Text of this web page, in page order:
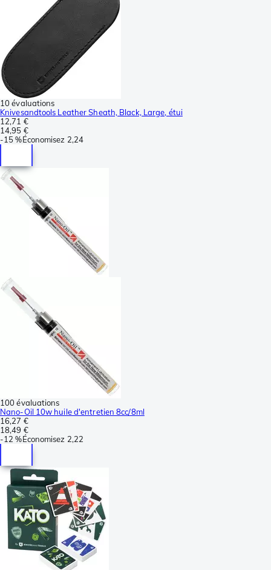
10 évaluations
Knivesandtools Leather Sheath, Black, Large, étui
12,71 €
14,95 €
-15 %Économisez 2,24
100 évaluations
Nano-Oil 10w huile d'entretien 8cc/8ml
16,27 €
18,49 €
-12 %Économisez 2,22